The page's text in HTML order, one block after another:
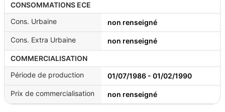
CONSOMMATIONS ECE
Cons. Urbaine
non renseigné
Cons. Extra Urbaine non renseigné
COMMERCIALISATION
Période de production
01/07/1986 - 01/02/1990
Prix de commercialisation non renseigné